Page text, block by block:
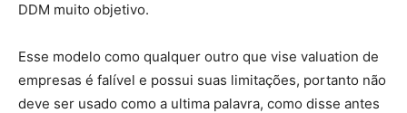
DDM muito objetivo.
Esse modelo como qualquer outro que vise valuation de
empresas é falível e possui suas limitações, portanto não
deve ser usado como a ultima palavra, como disse antes